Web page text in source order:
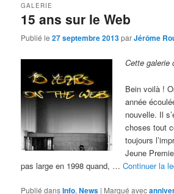
15 ans sur le Web
GALERIE
Publié le27 septembre 2013parJérôme
Cette
Bein voilà !
année
nouvelle. Il
choses tout
toujours
Jeune
pas large en 1998 quand, …Continuer la
Publié dansInfo,News | Marqué avec